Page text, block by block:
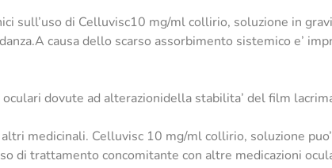
sull’uso di Celluvisc10 mg/ml collirio, soluzione in
causa dello scarso assorbimento sistemico e’
dovute ad alterazionidella stabilita’ del film
medicinali. Celluvisc 10 mg/ml collirio, soluzione
di trattamento concomitante con altre medicazioni